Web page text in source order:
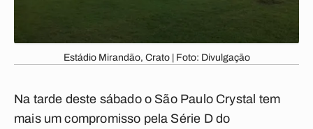
Estádio Mirandão, Crato | Foto: Divulgação
Na tarde deste sábado o São Paulo Crystal tem
mais um compromisso pela Série D do